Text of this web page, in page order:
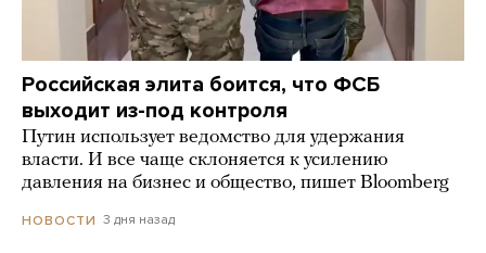
Российская элита боится, что ФСБ
выходит из-под контроля
Путин использует ведомство для удержания
власти. И все чаще склоняется к усилению
давления на бизнес и общество, пишет Bloomberg
НОВОСТИ 3 дня назад